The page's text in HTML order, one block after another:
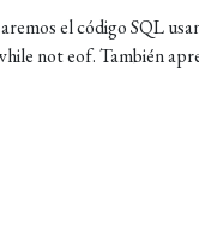
el código SQL
not eof. También